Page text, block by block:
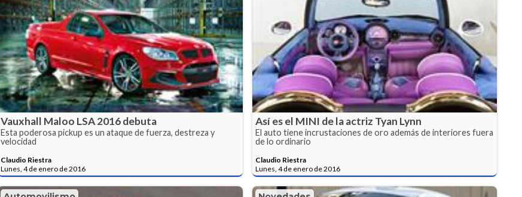
Vauxhall Maloo LSA 2016 debuta
Esta poderosa pickup es un ataque de fuerza, destreza y
velocidad
Claudio Riestra
Lunes, 4 de enero de 2016
Así es el MINI de la actriz Tyan Lynn
El auto tiene incrustaciones de oro además de interiores fuera
de lo ordinario
Claudio Riestra
Lunes, 4 de enero de 2016